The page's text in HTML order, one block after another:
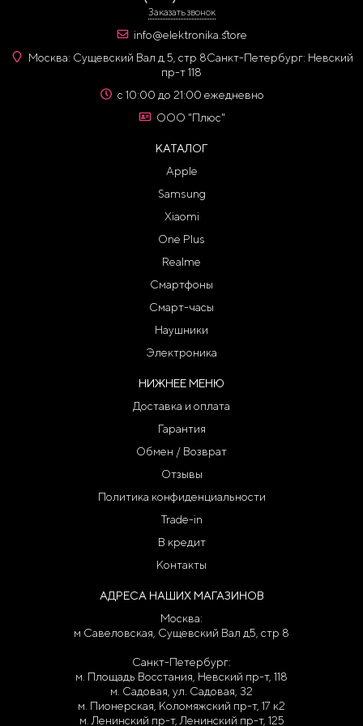
Заказать звонок
info@elektronika.store
Москва: Сущевский Вал д 5, стр 8Санкт-Петербург: Невский
пр-т 118
с 10:00 до 21:00 ежедневно
ООО "Плюс"
КАТАЛОГ
Apple
Samsung
Xiaomi
One Plus
Realme
Смартфоны
Смарт-часы
Наушники
Электроника
НИЖНЕЕ МЕНЮ
Доставка и оплата
Гарантия
Обмен / Возврат
Отзывы
Политика конфиденциальности
Trade-in
В кредит
Контакты
АДРЕСА НАШИХ МАГАЗИНОВ
Москва:
м Савеловская, Сущевский Вал д5, стр 8
Санкт-Петербург:
м. Площадь Восстания, Невский пр-т, 118
м. Садовая, ул. Садовая, 32
м. Пионерская, Коломяжский пр-т, 17 к2
м. Ленинский пр-т, Ленинский пр-т, 125